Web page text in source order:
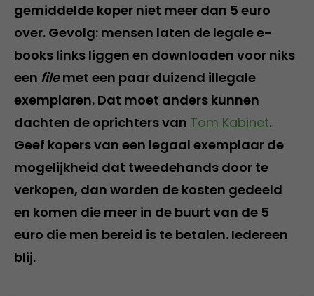
gemiddelde koper niet meer dan 5 euro
over. Gevolg: mensen laten de legale e-
books links liggen en downloaden voor niks
een filemet een paar duizend illegale
exemplaren. Dat moet anders kunnen
dachten de oprichters van Tom Kabinet.
Geef kopers van een legaal exemplaar de
mogelijkheid dat tweedehands door te
verkopen, dan worden de kosten gedeeld
en komen die meer in de buurt van de 5
euro die men bereid is te betalen. Iedereen
blij.